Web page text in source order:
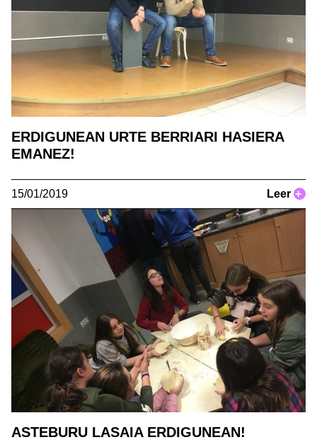
ERDIGUNEAN URTE BERRIARI HASIERA
EMANEZ!
15/01/2019 Leer +
ASTEBURU LASAIA ERDIGUNEAN!